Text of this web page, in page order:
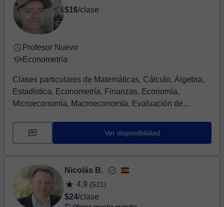
$16/clase
Profesor Nuevo
Econometría
Clases particulares de Matemáticas, Cálculo, Álgebra,
Estadística, Econometría, Finanzas, Economía,
Microeconomía, Macroeconomía, Evaluación de
Ver disponibilidad
Nicolás B.
4,9 (521)
$24/clase